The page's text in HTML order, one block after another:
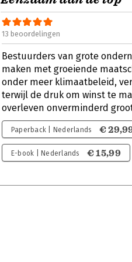
13 beoordelingen
Bestuurders van grote
maken met groeiende
onder meer klimaatbeleid,
terwijl de druk om winst te
overleven onverminderd
Paperback | Nederlands €
E-book | Nederlands € 15,99